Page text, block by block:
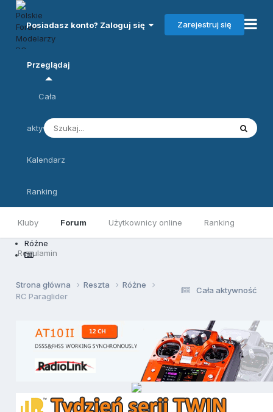
Posiadasz konto? Zaloguj się Zarejestruj się
Przeglądaj
Kluby Forum Użytkownicy online Ranking
Regulamin
Cała
aktywność
Kalendarz
Ranking
Różne
Cała aktywność
Strona główna Reszta
Różne
RC Paraglider